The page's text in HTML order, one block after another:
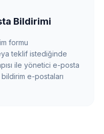
Bildirimi
formu
teklif istediğinde
ile yönetici e-posta
e-postaları